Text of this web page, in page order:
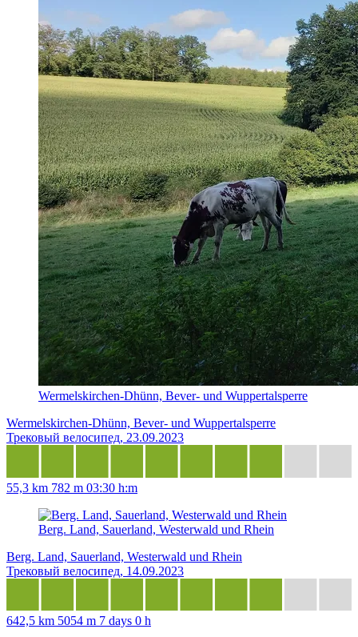
Wermelskirchen-Dhünn, Bever- und Wuppertalsperre
Wermelskirchen-Dhünn, Bever- und Wuppertalsperre
Трековый велосипед, 23.09.2023
55,3 km 782 m 03:30 h:m
Berg. Land, Sauerland, Westerwald und Rhein
Berg. Land, Sauerland, Westerwald und Rhein
Трековый велосипед, 14.09.2023
642,5 km 5054 m 7 days 0 h